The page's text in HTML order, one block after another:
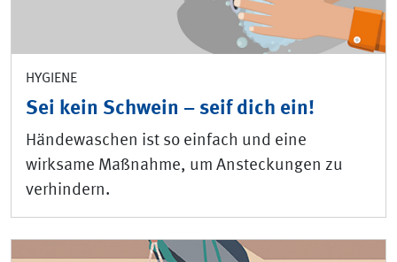
HYGIENE
Sei kein Schwein – seif dich ein!
Händewaschen ist so einfach und eine
wirksame Maßnahme, um Ansteckungen zu
verhindern.